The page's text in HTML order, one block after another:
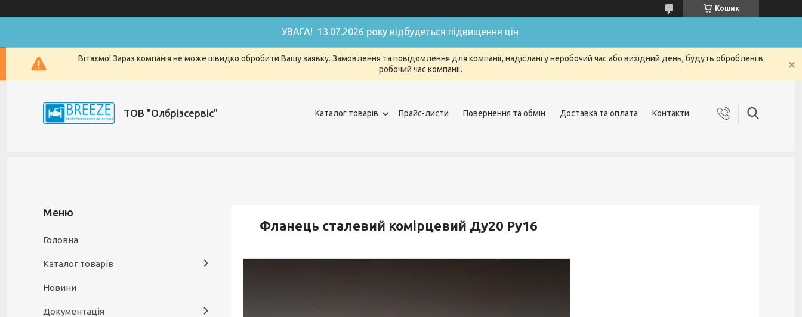
Кошик
УВАГА! 13.07.2026 року відбудеться підвищення цін
Вітаємо! Зараз компанія не може швидко обробити Вашу заявку. Замовлення та повідомлення для компанії, надіслані у неробочий час або вихідний день, будуть оброблені в
робочий час компанії.
ТОВ "Олбрізсервіс" Каталог товарів Прайс-листи Повернення та обмін Доставка та оплата Контакти
Фланець сталевий комірцевий Ду20 Ру16
Головна
Каталог товарів
Новини
Документація